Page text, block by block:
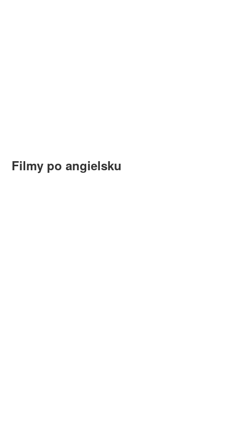
Filmy po angielsku